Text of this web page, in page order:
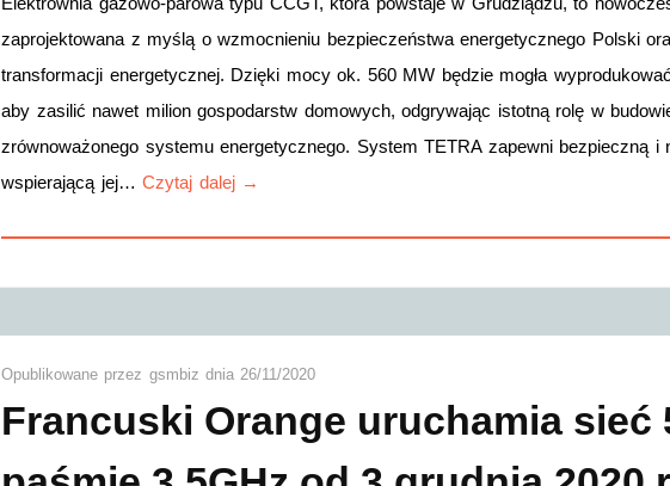
zaprojektowana z myślą o wzmocnieniu bezpieczeństwa energetycznego Polski
transformacji energetycznej. Dzięki mocy ok. 560 MW będzie mogła
aby zasilić nawet milion gospodarstw domowych, odgrywając istotną rolę w
zrównoważonego systemu energetycznego. System TETRA zapewni bezpieczną i
wspierającą jej… Czytaj dalej →
Opublikowane przez gsmbiz dnia26/11/2020
Francuski Orange uruchamia sieć